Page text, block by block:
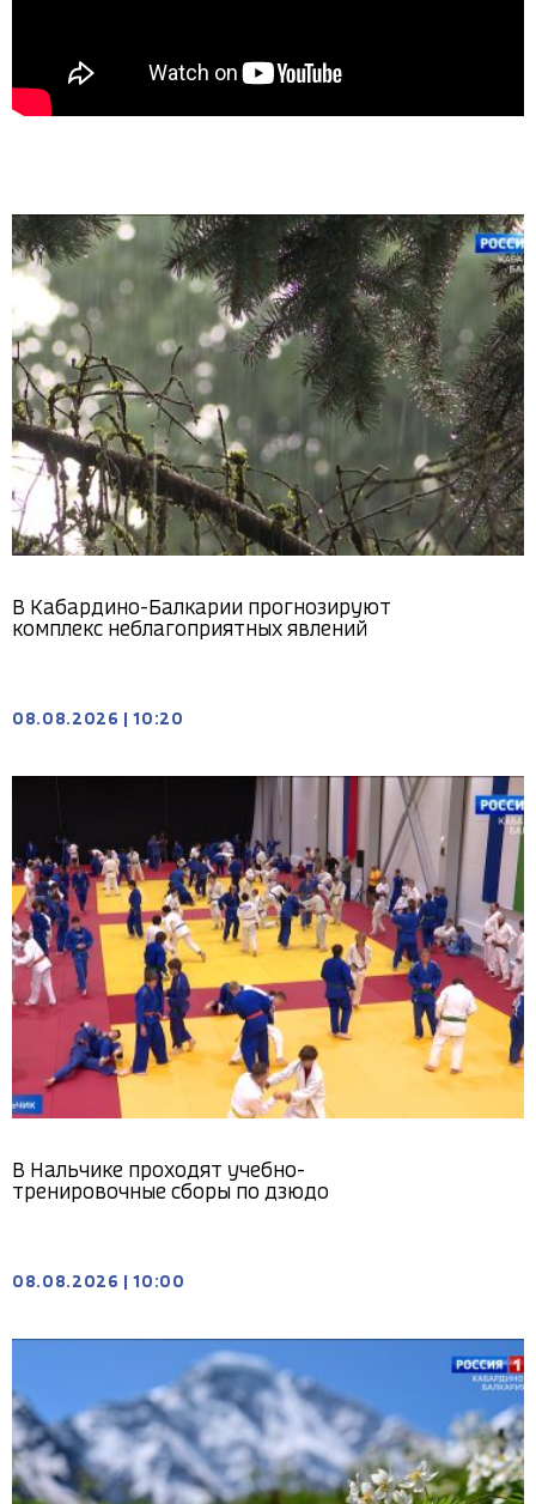
В Кабардино-Балкарии прогнозируют
комплекс неблагоприятных явлений
08.08.2026 10:20
В Нальчике проходят учебно-
тренировочные сборы по дзюдо
08.08.2026 10:00